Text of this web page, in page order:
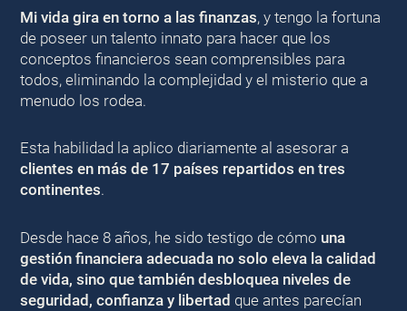
Mi vida gira en torno a las finanzas, y tengo la fortuna
de poseer un talento innato para hacer que los
conceptos financieros sean comprensibles para
todos, eliminando la complejidad y el misterio que a
menudo los rodea.
Esta habilidad la aplico diariamente al asesorar a
clientes en más de 17 países repartidos en tres
continentes.
Desde hace 8 años, he sido testigo de cómo una
gestión financiera adecuada no solo eleva la calidad
de vida, sino que también desbloquea niveles de
seguridad, confianza y libertad que antes parecían